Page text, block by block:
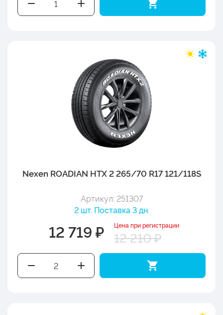
Nexen ROADIAN HTX 2 265/70 R17 121/118S
Артикул: 251307
2 шт. Поставка 3 дн.
12 719 ₽ Цена при регистрации
12 210 ₽